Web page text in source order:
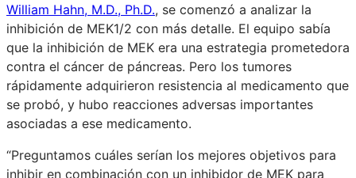
William Hahn, M.D., Ph.D., se comenzó a analizar la
inhibición de MEK1/2 con más detalle. El equipo sabía
que la inhibición de MEK era una estrategia prometedora
contra el cáncer de páncreas. Pero los tumores
rápidamente adquirieron resistencia al medicamento que
se probó, y hubo reacciones adversas importantes
asociadas a ese medicamento.
“Preguntamos cuáles serían los mejores objetivos para
inhibir en combinación con un inhibidor de MEK para